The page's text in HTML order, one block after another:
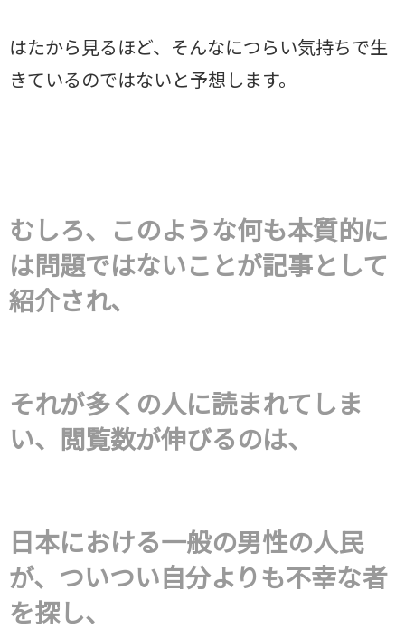
はたから見るほど、そんなにつらい気持ちで生
きているのではないと予想します。
むしろ、このような何も本質的に
は問題ではないことが記事として
紹介され、
それが多くの人に読まれてしま
い、閲覧数が伸びるのは、
日本における一般の男性の人民
が、ついつい自分よりも不幸な者
を探し、